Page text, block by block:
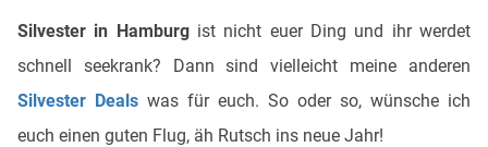
Silvester in Hamburgist nicht euer Ding und ihr werdet
schnell seekrank? Dann sind vielleicht meine anderen
Silvester Deals was für euch. So oder so, wünsche ich
euch einen guten Flug, äh Rutsch ins neue Jahr!